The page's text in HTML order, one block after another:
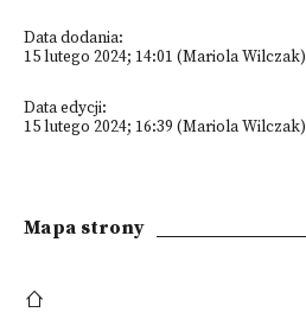
Data dodania:
15 lutego 2024; 14:01 (Mariola Wilczak)
Data edycji:
15 lutego 2024; 16:39 (Mariola Wilczak)
Mapa strony